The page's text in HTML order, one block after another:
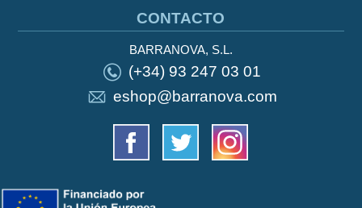
CONTACTO
BARRANOVA, S.L.
(+34) 93 247 03 01
eshop@barranova.com